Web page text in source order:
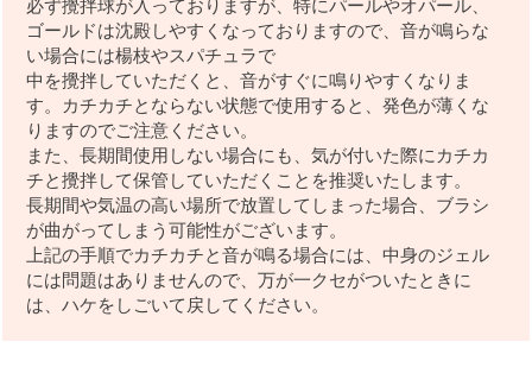
必ず攪拌球が入っておりますが、特にパールやオパール、
ゴールドは沈殿しやすくなっておりますので、音が鳴らな
い場合には楊枝やスパチュラで
中を攪拌していただくと、音がすぐに鳴りやすくなりま
す。カチカチとならない状態で使用すると、発色が薄くな
りますのでご注意ください。
また、長期間使用しない場合にも、気が付いた際にカチカ
チと攪拌して保管していただくことを推奨いたします。
長期間や気温の高い場所で放置してしまった場合、ブラシ
が曲がってしまう可能性がございます。
上記の手順でカチカチと音が鳴る場合には、中身のジェル
には問題はありませんので、万が一クセがついたときに
は、ハケをしごいて戻してください。